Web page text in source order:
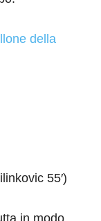
55′)
in modo